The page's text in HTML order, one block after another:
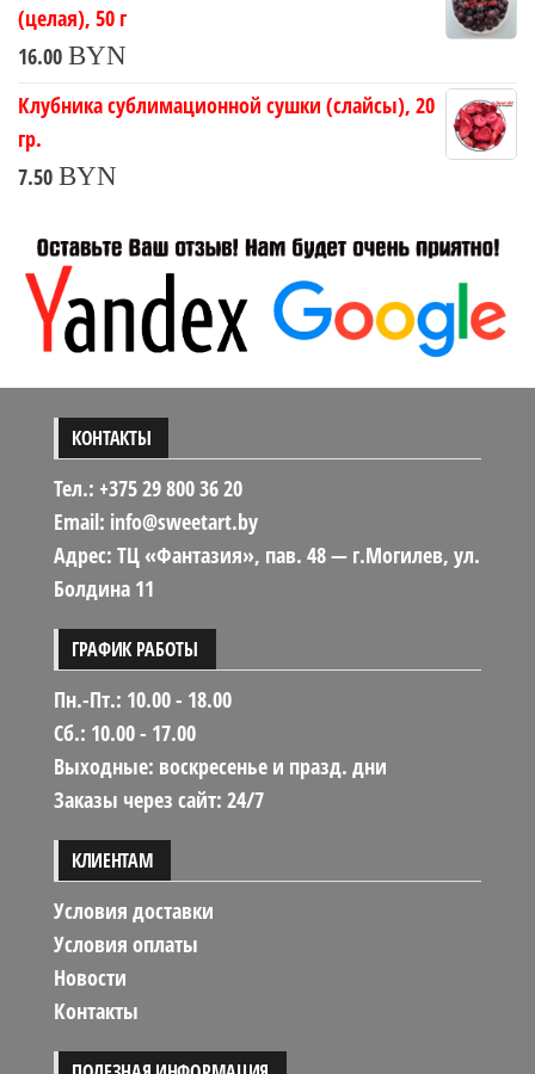
(целая), 50 г
16.00 BYN
Клубника сублимационной сушки (слайсы), 20
гр.
7.50 BYN
КОНТАКТЫ
Тел.: +375 29 800 36 20
Email: info@sweetart.by
Адрес: ТЦ «Фантазия», пав. 48 — г.Могилев, ул.
Болдина 11
ГРАФИК РАБОТЫ
Пн.-Пт.: 10.00 - 18.00
Сб.: 10.00 - 17.00
Выходные: воскресенье и празд. дни
Заказы через сайт: 24/7
КЛИЕНТАМ
Условия доставки
Условия оплаты
Новости
Контакты